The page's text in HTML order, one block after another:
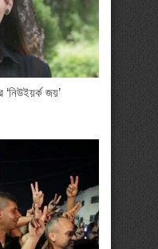
‘নিউইয়র্ক জয়’